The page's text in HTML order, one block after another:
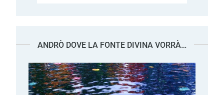
ANDRÒ DOVE LA FONTE DIVINA VORRÀ…